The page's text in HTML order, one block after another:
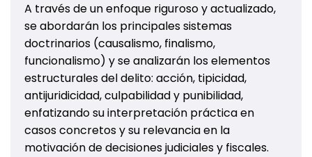
A través de un enfoque riguroso y actualizado,
se abordarán los principales sistemas
doctrinarios (causalismo, finalismo,
funcionalismo) y se analizarán los elementos
estructurales del delito: acción, tipicidad,
antijuridicidad, culpabilidad y punibilidad,
enfatizando su interpretación práctica en
casos concretos y su relevancia en la
motivación de decisiones judiciales y fiscales.